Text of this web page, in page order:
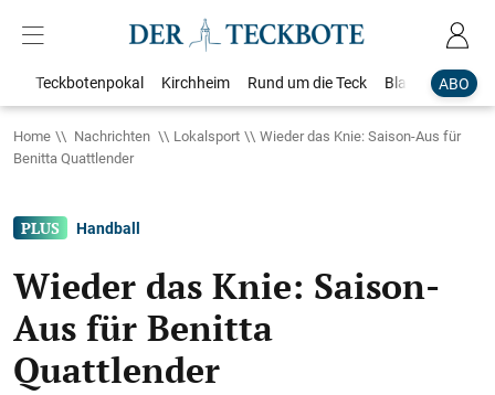
ABO
Teckbotenpokal Kirchheim Rund um die Teck Blaulicht
Home Nachrichten Lokalsport
Wieder das Knie: Saison-Aus für
Benitta Quattlender
Handball
Wieder das Knie: Saison-
Aus für Benitta
Quattlender